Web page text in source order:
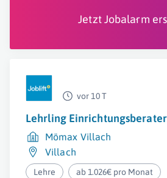
Jetzt Jobalarm
vor 10 T
Lehrling
Mömax Villach
Villach
Lehre ab 1.026€ pro Monat